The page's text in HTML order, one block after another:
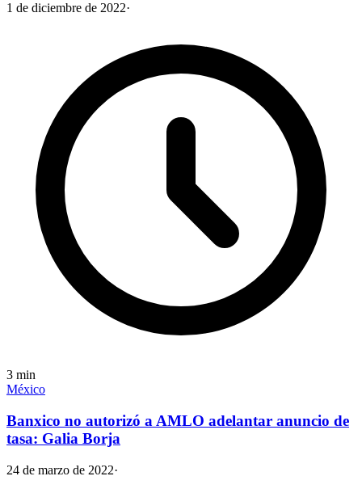
1 de diciembre de 2022·
3 min
México
Banxico no autorizó a AMLO adelantar anuncio de
tasa: Galia Borja
24 de marzo de 2022·